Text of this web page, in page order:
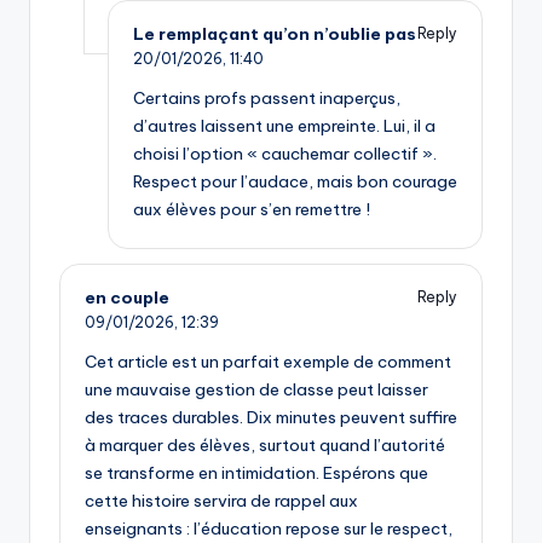
Le remplaçant qu’on n’oublie pas Reply
20/01/2026, 11:40
Certains profs passent inaperçus,
d’autres laissent une empreinte. Lui, il a
choisi l’option « cauchemar collectif ».
Respect pour l’audace, mais bon courage
aux élèves pour s’en remettre !
en couple
Reply
09/01/2026, 12:39
Cet article est un parfait exemple de comment
une mauvaise gestion de classe peut laisser
des traces durables. Dix minutes peuvent suffire
à marquer des élèves, surtout quand l’autorité
se transforme en intimidation. Espérons que
cette histoire servira de rappel aux
enseignants : l’éducation repose sur le respect,